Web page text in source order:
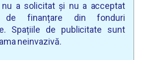
nu a solicitat și nu a acceptat
finanțare din fonduri
Spațiile de publicitate sunt
neinvazivă.